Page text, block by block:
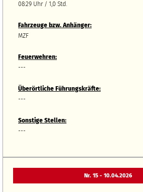
08:29 Uhr / 1,0 Std.
Fahrzeuge bzw.Anhänger:
MZF
Feuerwehren:
---
Überörtliche Führungskräfte:
---
Sonstige Stellen:
---
Nr. 15 - 10.04.2026